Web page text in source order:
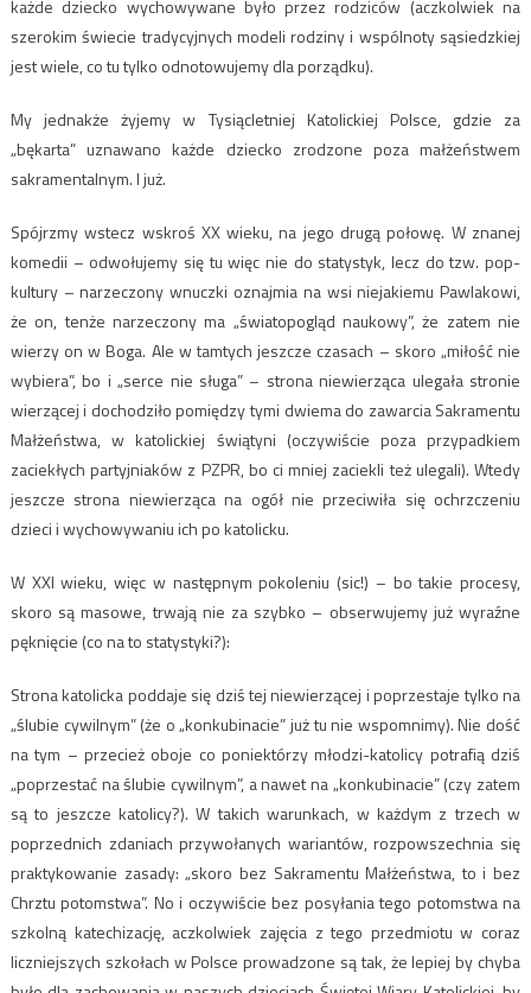
każde dziecko wychowywane było przez rodziców (aczkolwiek na
szerokim świecie tradycyjnych modeli rodziny i wspólnoty sąsiedzkiej
jest wiele, co tu tylko odnotowujemy dla porządku).
My jednakże żyjemy w Tysiącletniej Katolickiej Polsce, gdzie za
„bękarta” uznawano każde dziecko zrodzone poza małżeństwem
sakramentalnym. I już.
Spójrzmy wstecz wskroś XX wieku, na jego drugą połowę. W znanej
komedii – odwołujemy się tu więc nie do statystyk, lecz do tzw. pop-
kultury – narzeczony wnuczki oznajmia na wsi niejakiemu Pawlakowi,
że on, tenże narzeczony ma „światopogląd naukowy”, że zatem nie
wierzy on w Boga. Ale w tamtych jeszcze czasach – skoro „miłość nie
wybiera”, bo i „serce nie sługa” – strona niewierząca ulegała stronie
wierzącej i dochodziło pomiędzy tymi dwiema do zawarcia Sakramentu
Małżeństwa, w katolickiej świątyni (oczywiście poza przypadkiem
zaciekłych partyjniaków z PZPR, bo ci mniej zaciekli też ulegali). Wtedy
jeszcze strona niewierząca na ogół nie przeciwiła się ochrzczeniu
dzieci i wychowywaniu ich po katolicku.
W XXI wieku, więc w następnym pokoleniu (sic!) – bo takie procesy,
skoro są masowe, trwają nie za szybko – obserwujemy już wyraźne
pęknięcie (co na to statystyki?):
Strona katolicka poddaje się dziś tej niewierzącej i poprzestaje tylko na
„ślubie cywilnym” (że o „konkubinacie” już tu nie wspomnimy). Nie dość
na tym – przecież oboje co poniektórzy młodzi-katolicy potrafią dziś
„poprzestać na ślubie cywilnym”, a nawet na „konkubinacie” (czy zatem
są to jeszcze katolicy?). W takich warunkach, w każdym z trzech w
poprzednich zdaniach przywołanych wariantów, rozpowszechnia się
praktykowanie zasady: „skoro bez Sakramentu Małżeństwa, to i bez
Chrztu potomstwa”. No i oczywiście bez posyłania tego potomstwa na
szkolną katechizację, aczkolwiek zajęcia z tego przedmiotu w coraz
liczniejszych szkołach w Polsce prowadzone są tak, że lepiej by chyba